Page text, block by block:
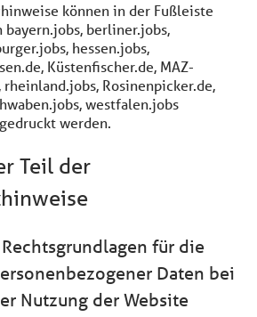
können in der Fußleiste
bayern.jobs, berliner.jobs,
hessen.jobs,
Küstenfischer.de, MAZ-
Rosinenpicker.de,
westfalen.jobs
werden.
Teil der
für die
Daten bei
Nutzung der Website